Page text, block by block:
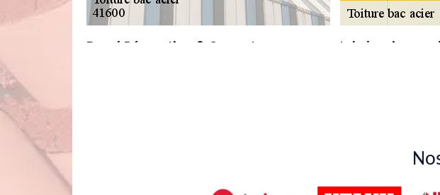
Duval Rénovation & Couverture : un expert des travaux
Les travaux de rénovation des toits bacs acier s'imposent en cas de destructions de